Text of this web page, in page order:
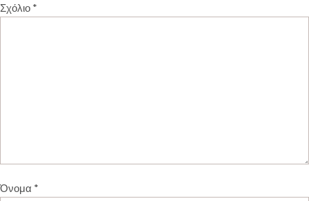
Σχόλιο *
Όνομα *